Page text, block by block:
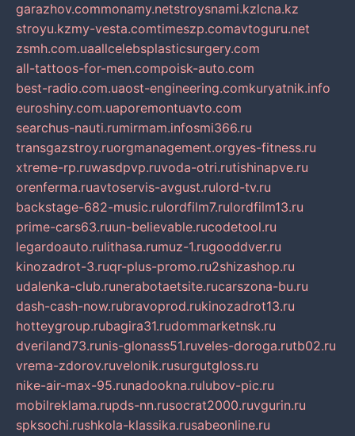
garazhov.commonamy.netstroysnami.kzlcna.kz
stroyu.kzmy-vesta.comtimeszp.comavtoguru.net
zsmh.com.uaallcelebsplasticsurgery.com
all-tattoos-for-men.compoisk-auto.com
best-radio.com.uaost-engineering.comkuryatnik.info
euroshiny.com.uaporemontuavto.com
searchus-nauti.rumirmam.infosmi366.ru
transgazstroy.ruorgmanagement.orgyes-fitness.ru
xtreme-rp.ruwasdpvp.ruvoda-otri.rutishinapve.ru
orenferma.ruavtoservis-avgust.rulord-tv.ru
backstage-682-music.rulordfilm7.rulordfilm13.ru
prime-cars63.ruun-believable.rucodetool.ru
legardoauto.rulithasa.rumuz-1.rugooddver.ru
kinozadrot-3.ruqr-plus-promo.ru2shizashop.ru
udalenka-club.runerabotaetsite.rucarszona-bu.ru
dash-cash-now.rubravoprod.rukinozadrot13.ru
hotteygroup.rubagira31.rudommarketnsk.ru
dveriland73.runis-glonass51.ruveles-doroga.rutb02.ru
vrema-zdorov.ruvelonik.rusurgutgloss.ru
nike-air-max-95.runadookna.rulubov-pic.ru
mobilreklama.rupds-nn.rusocrat2000.ruvgurin.ru
spksochi.rushkola-klassika.rusabeonline.ru